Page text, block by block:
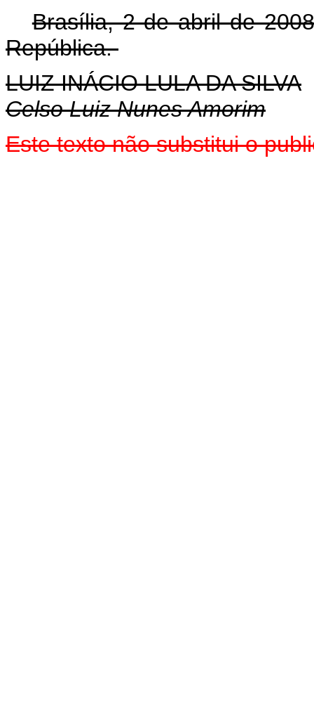
Brasília, 2 de abril de
República.
LUIZ INÁCIO LULA DA SILVA
Celso Luiz Nunes Amorim
Este texto não substitui o